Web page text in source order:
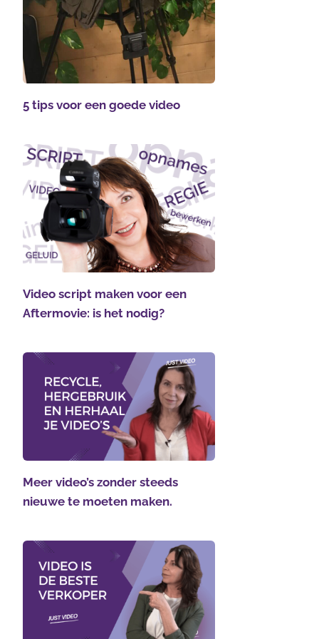
5 tips voor een goede video
Video script maken voor een
Aftermovie: is het nodig?
Meer video’s zonder steeds
nieuwe te moeten maken.